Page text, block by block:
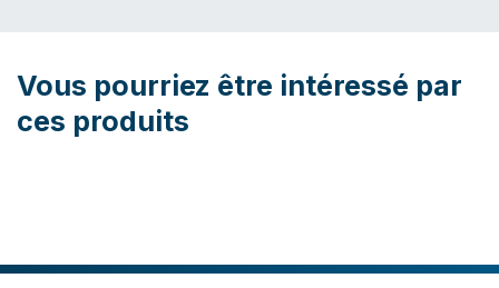
Vous pourriez être intéressé par
ces produits